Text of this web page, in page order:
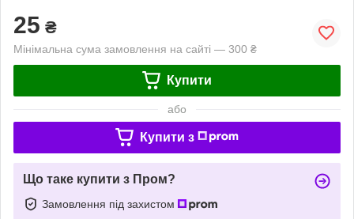
25 ₴
Мінімальна сума замовлення на сайті — 300 ₴
Купити
або
Купити з
Що таке купити з Пром?
Замовлення під захистом